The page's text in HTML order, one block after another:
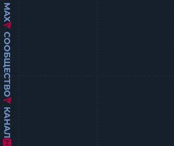
MAX
СООБЩЕСТВО
КАНАЛ